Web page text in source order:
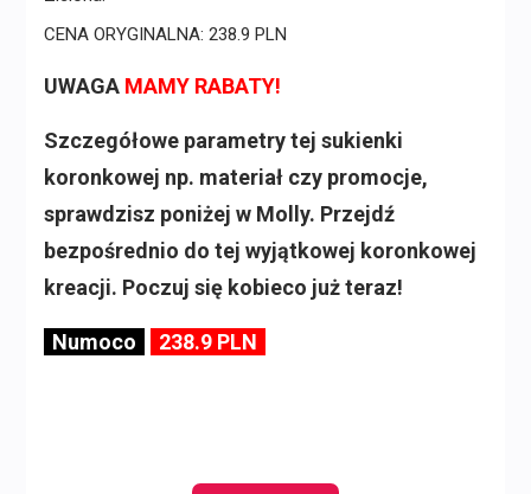
CENA ORYGINALNA: 238.9 PLN
UWAGA MAMY RABATY!
Szczegółowe parametry tej sukienki
koronkowej np. materiał czy promocje,
sprawdzisz poniżej w Molly. Przejdź
bezpośrednio do tej wyjątkowej koronkowej
kreacji. Poczuj się kobieco już teraz!
Numoco 238.9 PLN